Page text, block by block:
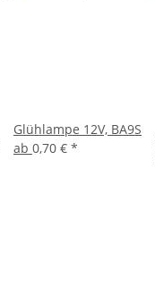
Glühlampe 12V, BA9S
ab 0,70 € *